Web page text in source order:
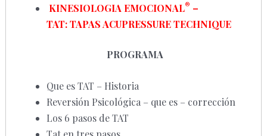
KINESIOLOGIA EMOCIONAL® –
TAT:TAPAS ACUPRESSURE TECHNIQUE
PROGRAMA
Que es TAT – Historia
Reversión Psicológica – que es – corrección
Los 6 pasos de TAT